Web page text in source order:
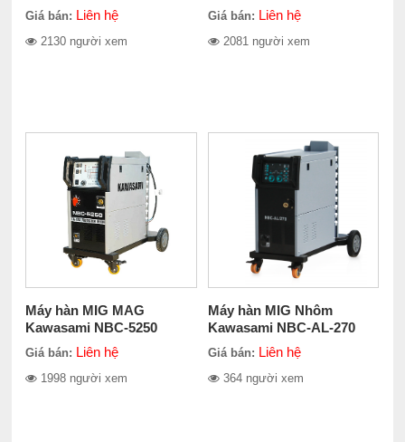
Giá bán: Liên hệ
2130 người xem
Giá bán: Liên hệ
2081 người xem
Máy hàn MIG MAG
Kawasami NBC-5250
Giá bán: Liên hệ
1998 người xem
Máy hàn MIG Nhôm
Kawasami NBC-AL-270
Giá bán: Liên hệ
364 người xem